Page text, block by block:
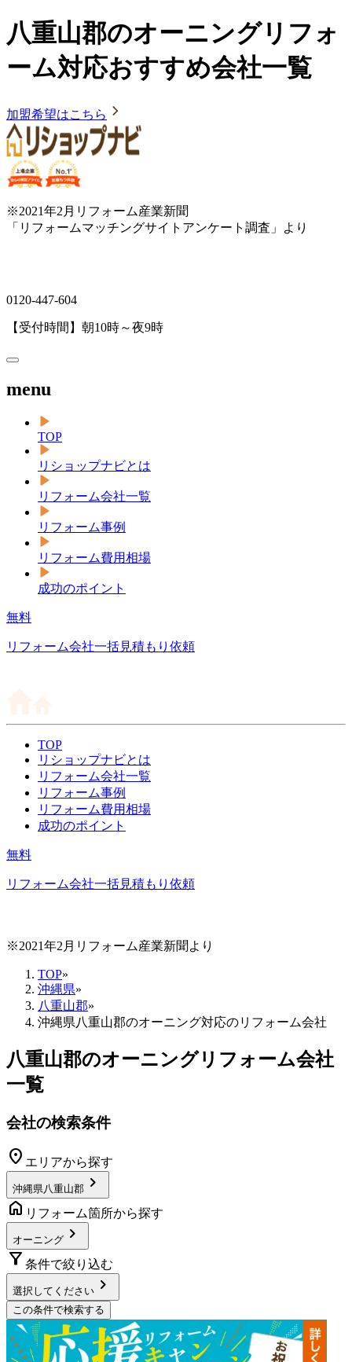
八重山郡のオーニングリフォ
ーム対応おすすめ会社一覧
加盟希望はこちら
※2021年2月リフォーム産業新聞
「リフォームマッチングサイトアンケート調査」より
0120-447-604
【受付時間】朝10時～夜9時
menu
TOP
リショップナビとは
リフォーム会社一覧
リフォーム事例
リフォーム費用相場
成功のポイント
無料
リフォーム会社一括見積もり依頼
TOP
リショップナビとは
リフォーム会社一覧
リフォーム事例
リフォーム費用相場
成功のポイント
無料
リフォーム会社一括見積もり依頼
※2021年2月リフォーム産業新聞より
TOP»
沖縄県»
八重山郡»
沖縄県八重山郡のオーニング対応のリフォーム会社
八重山郡のオーニングリフォーム会社
一覧
会社の検索条件
location_on エリアから探す
沖縄県八重山郡 chevron_right
home リフォーム箇所から探す
オーニング chevron_right
filter_alt 条件で絞り込む
選択してください chevron_right
この条件で検索する